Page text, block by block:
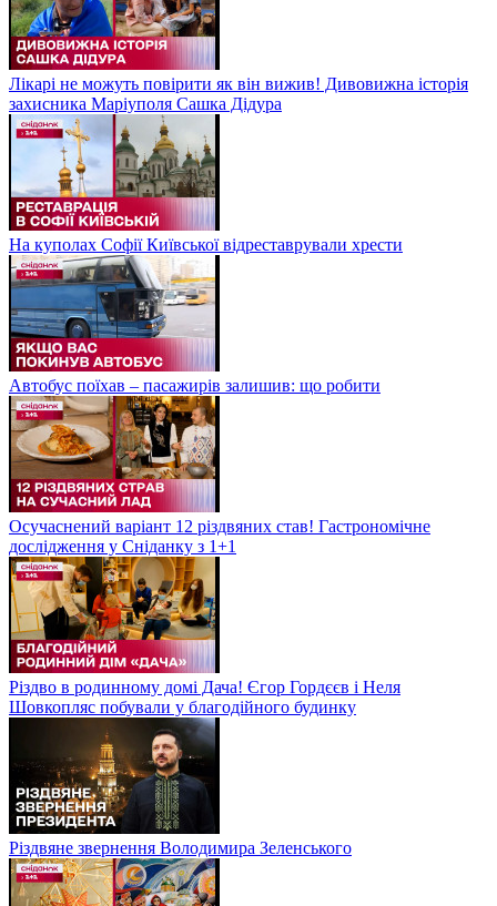
Лікарі не можуть повірити як він вижив! Дивовижна історія
захисника Маріуполя Сашка Дідура
На куполах Софії Київської відреставрували хрести
Автобус поїхав – пасажирів залишив: що робити
Осучаснений варіант 12 різдвяних став! Гастрономічне
дослідження у Сніданку з 1+1
Різдво в родинному домі Дача! Єгор Гордєєв і Неля
Шовкопляс побували у благодійного будинку
Різдвяне звернення Володимира Зеленського